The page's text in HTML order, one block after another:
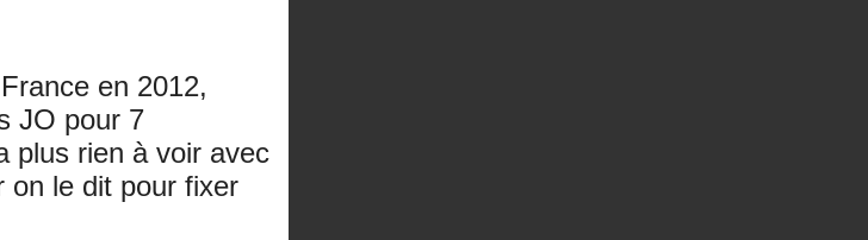
en 2012,
JO pour 7
plus rien à voir avec
on le dit pour fixer